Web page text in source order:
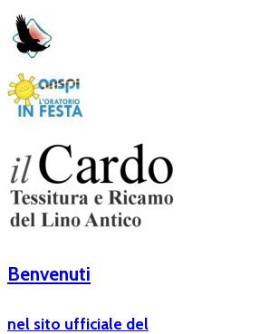
Benvenuti
nel sito ufficiale del